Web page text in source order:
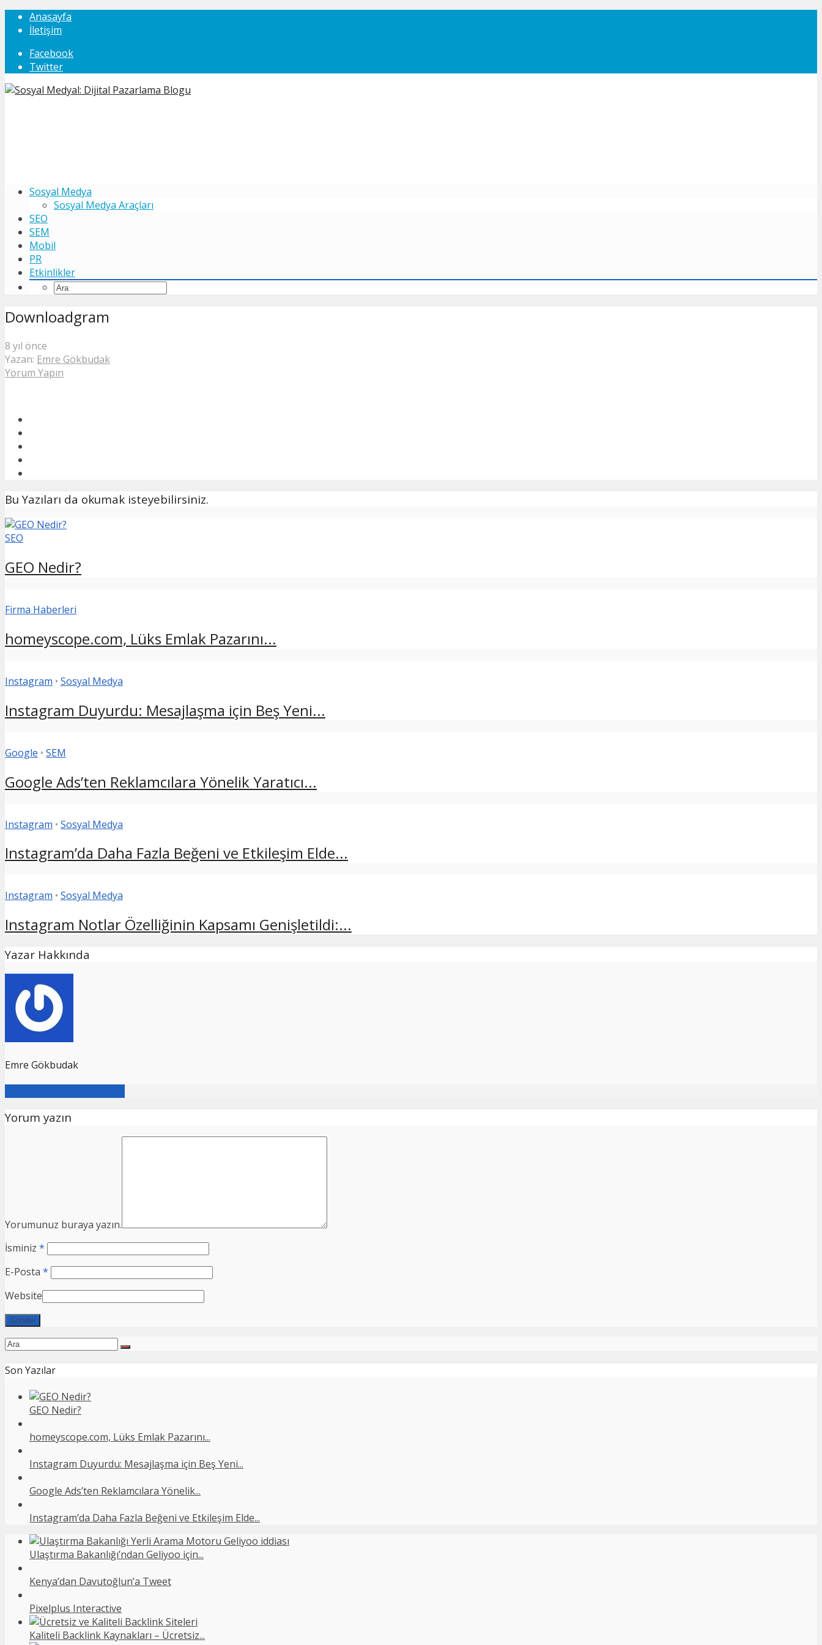
Anasayfa
İletişim
Facebook
Twitter
Sosyal Medya
Sosyal Medya Araçları
SEO
SEM
Mobil
PR
Etkinlikler
Downloadgram
8 yıl önce
Yazan: Emre Gökbudak
Yorum Yapın
Bu Yazıları da okumak isteyebilirsiniz.
SEO
GEO Nedir?
Firma Haberleri
homeyscope.com, Lüks Emlak Pazarını...
Instagram • Sosyal Medya
Instagram Duyurdu: Mesajlaşma için Beş Yeni...
Google • SEM
Google Ads’ten Reklamcılara Yönelik Yaratıcı...
Instagram • Sosyal Medya
Instagram’da Daha Fazla Beğeni ve Etkileşim Elde...
Instagram • Sosyal Medya
Instagram Notlar Özelliğinin Kapsamı Genişletildi:...
Yazar Hakkında
Emre Gökbudak
Yorum yazın
Yorumunuz buraya yazın.
İsminiz *
E-Posta *
Website
Son Yazılar
GEO Nedir?
homeyscope.com, Lüks Emlak Pazarını...
Instagram Duyurdu: Mesajlaşma için Beş Yeni...
Google Ads’ten Reklamcılara Yönelik...
Instagram’da Daha Fazla Beğeni ve Etkileşim Elde...
Ulaştırma Bakanlığı’ndan Geliyoo için...
Kenya’dan Davutoğlun’a Tweet
Pixelplus Interactive
Kaliteli Backlink Kaynakları – Ücretsiz...